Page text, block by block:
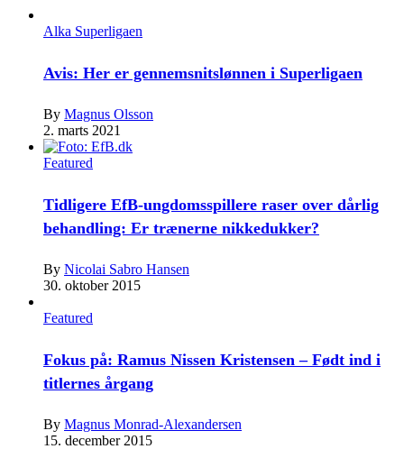
Alka Superligaen
Avis: Her er gennemsnitslønnen i Superligaen
By Magnus Olsson
2. marts 2021
Featured
Tidligere EfB-ungdomsspillere raser over dårlig
behandling: Er trænerne nikkedukker?
By Nicolai Sabro Hansen
30. oktober 2015
Featured
Fokus på: Ramus Nissen Kristensen – Født ind i
titlernes årgang
By Magnus Monrad-Alexandersen
15. december 2015